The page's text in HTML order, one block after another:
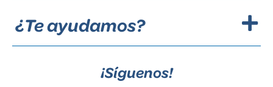
¿Te ayudamos?
¡Síguenos!